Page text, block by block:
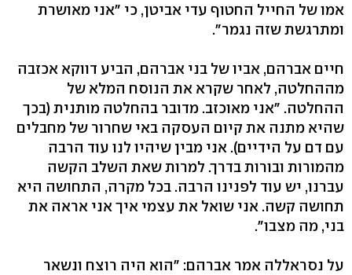
אמו של החייל החטוף עדי אביטן, כי "אני מאושרת
ומתרגשת שזה נגמר".
חיים אברהם, אביו של בני אברהם, הביע דווקא אכזבה
מההחלטה, לאחר שקרא את הנוסח המלא של
ההחלטה. "אני מאוכזב. מדובר בהחלטה מותנית (בכך
שהיא מתנה את קיום העסקה באי שחרור של מחבלים
עם דם על הידיים). אני מבין שיהיו לנו עוד הרבה
מהמורות ובורות בדרך. למרות שאת השלב הקשה
עברנו, יש עוד לפנינו הרבה. בכל מקרה, התחושה היא
תחושה קשה. אני שואל את עצמי איך אני אראה את
בני, מה מצבו".
על נסראללה אמר אברהם: "הוא היה רוצח ונשאר